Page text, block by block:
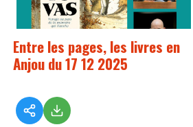
Entre les pages, les livres en
Anjou du 17 12 2025